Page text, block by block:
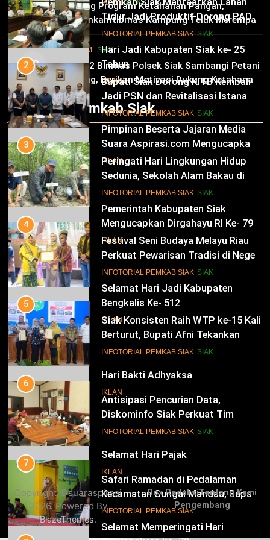
11
Hari Jadi Kabupaten Siak ke- 25
Tahun
IKLAN
12
Pimpinan Beserta Jajaran Media
Suara Aspirasi.com Mengucapkan
Selamat HUT RI Ke-79
IKLAN
13
Pemerintah Kabupaten Siak
Mengucapkan Dirgahayu RI Ke- 79
IKLAN
14
Selamat Hari Jadi Kabupaten
Bengkalis Ke- 512
IKLAN
15
Hari Bakti Adhyaksa
IKLAN
16
Selamat Hari Pajak
IKLAN
17
Selamat Memperingati Hari
02
Dukung Program Ketahanan Pangan,
Bhabinkamtibmas Kampung Teluk Merempan
Tinjau Tanaman Jagung Waga
03
HUKRIM SIAK
Panit 2 Binmas Polsek Siak Sambangi Petani
Jagung, Berikan Motivasi Dukung Ketahanan
Pangan Nasional
Infotorial Pemkab Siak
Tidur Jadi Produktif Dorong PAD
dan Kesejahteraan Warga
INFOTORIAL PEMKAB SIAK SIAK
2
Bupati Siak Dorong KITB Kembali
Jadi PSN dan Revitalisasi Istana
Kesultanan Siak
INFOTORIAL PEMKAB SIAK SIAK
3
Peringati Hari Lingkungan Hidup
Sedunia, Sekolah Alam Bakau di
Siak Cetak Generasi Penjaga
Pesisir
INFOTORIAL PEMKAB SIAK SIAK
4
Festival Seni Budaya Melayu Riau
Perkuat Pewarisan Tradisi di Negeri
Istana
INFOTORIAL PEMKAB SIAK SIAK
5
Siak Konsisten Raih WTP ke-15 Kali
Berturut, Bupati Afni Tekankan
Penguatan Tata Kelola Keuangan
INFOTORIAL PEMKAB SIAK SIAK
6
Antisipasi Pencurian Data,
Diskominfo Siak Perkuat Tim
Tanggap Insiden Siber Mendukung
INFOTORIAL PEMKAB SIAK SIAK
7
Safari Ramadan di Pedalaman
Kecamatan Sungai Mandau, Bupati
Siak Jemput Aspirasi Warga
INFOTORIAL PEMKAB SIAK
Copyright ©suaraspirasi
2026. Powered By
BlazeThemes.
Box RedaksiTentang Kami
Pengembang